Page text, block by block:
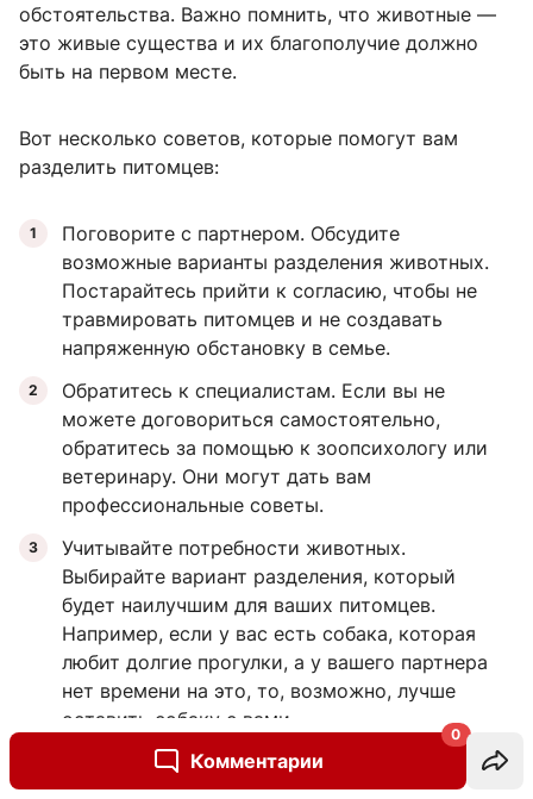
Комментарии
0
обстоятельства. Важно помнить, что животные —
это живые существа и их благополучие должно
быть на первом месте.
Вот несколько советов, которые помогут вам
разделить питомцев:
Поговорите с партнером. Обсудите
возможные варианты разделения животных.
Постарайтесь прийти к согласию, чтобы не
травмировать питомцев и не создавать
напряженную обстановку в семье.
Обратитесь к специалистам. Если вы не
можете договориться самостоятельно,
обратитесь за помощью к зоопсихологу или
ветеринару. Они могут дать вам
профессиональные советы.
Учитывайте потребности животных.
Выбирайте вариант разделения, который
будет наилучшим для ваших питомцев.
Например, если у вас есть собака, которая
любит долгие прогулки, а у вашего партнера
нет времени на это, то, возможно, лучше
оставить собаку с вами.
Не забывайте о чувствах животных.
Разделение может быть стрессом для